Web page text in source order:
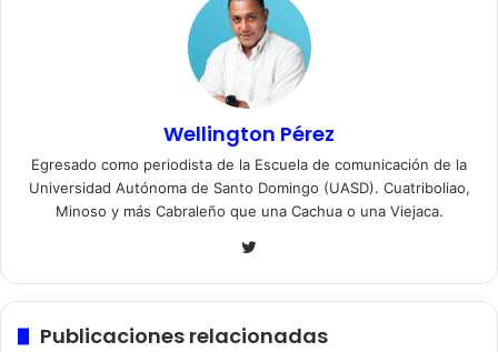
Wellington Pérez
Egresado como periodista de la Escuela de comunicación de la
Universidad Autónoma de Santo Domingo (UASD). Cuatriboliao,
Minoso y más Cabraleño que una Cachua o una Viejaca.
Twitter
Publicaciones relacionadas